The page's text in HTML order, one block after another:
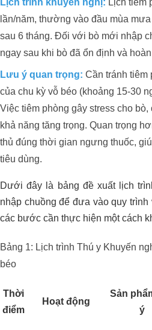
Lịch trình khuyến nghị: Lịch tiêm
lần/năm, thường vào đầu mùa
sau 6 tháng. Đối với bò mới nhập
ngay sau khi bò đã ổn định và
Lưu ý quan trọng: Cần tránh tiêm
của chu kỳ vỗ béo (khoảng 15-30
Việc tiêm phòng gây stress cho
khả năng tăng trọng. Quan trọng
thủ đúng thời gian ngưng thuốc,
tiêu dùng.
Dưới đây là bảng đề xuất lịch
nhập chuồng để đưa vào quy
các bước cần thực hiện một cách
Bảng 1: Lịch trình Thú y Khuyến
béo
Thời
điểm
Hoạt động
Sản
ý